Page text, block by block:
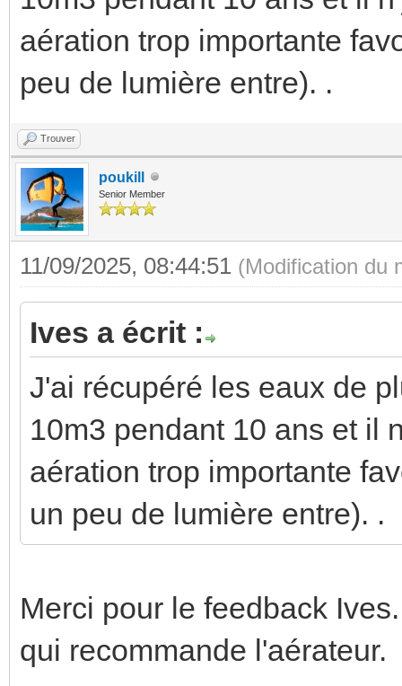
aération trop importante
peu de lumière entre). .
Trouver
poukill
Senior Member
11/09/2025, 08:44:51 (Modification du
Ives a écrit :
J'ai récupéré les eaux de
10m3 pendant 10 ans et il
aération trop importante
un peu de lumière entre). .
Merci pour le feedback
qui recommande l'aérateur.